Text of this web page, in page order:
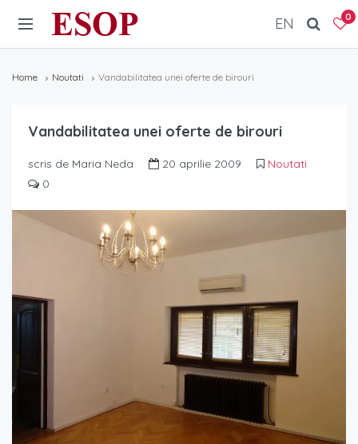
ESOP 0
EN
Home Noutati Vandabilitatea unei oferte de birouri
Vandabilitatea unei oferte de birouri
scris de Maria Neda 20 aprilie 2009
Noutati
0